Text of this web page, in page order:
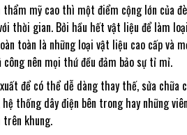
thẩm mỹ cao thì một điểm cộng lớn của
thời gian. Bởi hầu hết vật liệu để làm
toàn là những loại vật liệu cao cấp và
nên mọi thứ đều đảm bảo sự tỉ mỉ.
để có thể dễ dàng thay thế, sửa chữa
hệ thống dây điện bên trong hay những
khung.